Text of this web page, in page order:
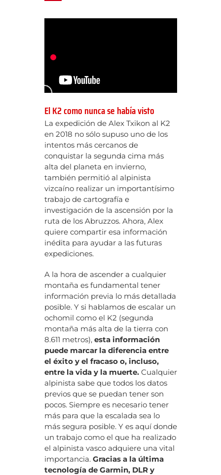
El K2 como nunca se había visto
La expedición de Alex Txikon al K2
en 2018 no sólo supuso uno de los
intentos más cercanos de
conquistar la segunda cima más
alta del planeta en invierno,
también permitió al alpinista
vizcaíno realizar un importantísimo
trabajo de cartografía e
investigación de la ascensión por la
ruta de los Abruzzos. Ahora, Alex
quiere compartir esa información
inédita para ayudar a las futuras
expediciones.
A la hora de ascender a cualquier
montaña es fundamental tener
información previa lo más detallada
posible. Y si hablamos de escalar un
ochomil como el K2 (segunda
montaña más alta de la tierra con
8.611 metros), esta información
puede marcar la diferencia entre
el éxito y el fracaso o, incluso,
entre la vida y la muerte.Cualquier
alpinista sabe que todos los datos
previos que se puedan tener son
pocos. Siempre es necesario tener
más para que la escalada sea lo
más segura posible. Y es aquí donde
un trabajo como el que ha realizado
el alpinista vasco adquiere una vital
importancia. Gracias a la última
tecnología de Garmin, DLR y